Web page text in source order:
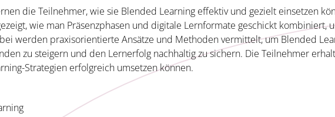
die Teilnehmer, wie sie Blended Learning effektiv und gezielt einsetzen
wie man Präsenzphasen und digitale Lernformate geschickt kombiniert,
werden praxisorientierte Ansätze und Methoden vermittelt, um Blended
zu steigern und den Lernerfolg nachhaltig zu sichern. Die Teilnehmer
Strategien erfolgreich umsetzen können.